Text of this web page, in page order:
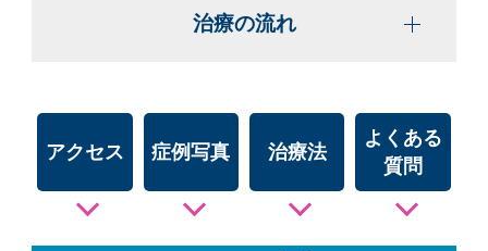
治療の流れ
アクセス 症例写真 治療法
よくある
質問